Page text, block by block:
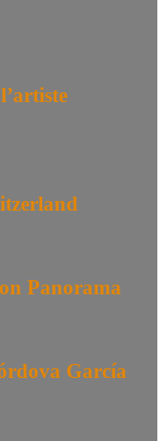
Panorama
García